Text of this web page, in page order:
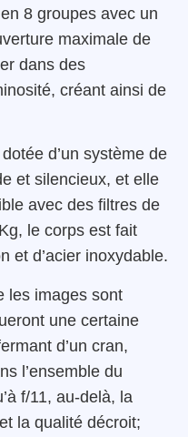
8 groupes avec un
maximale de
dans des
créant ainsi de
d’un système de
et silencieux, et elle
avec des filtres de
le corps est fait
et d’acier inoxydable.
les images sont
une certaine
d’un cran,
l’ensemble du
f/11, au-delà, la
la qualité décroit;